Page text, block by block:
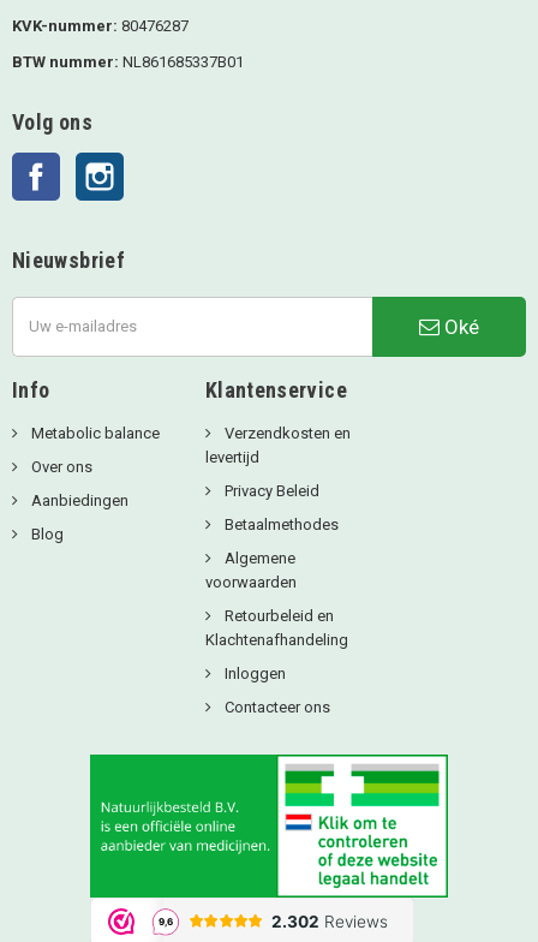
KVK-nummer: 80476287
BTW nummer: NL861685337B01
Volg ons
Facebook
Nieuwsbrief
Oké
Info
Metabolic balance
Over ons
Aanbiedingen
Blog
Klantenservice
Verzendkosten en
levertijd
Privacy Beleid
Betaalmethodes
Algemene
voorwaarden
Retourbeleid en
Klachtenafhandeling
Inloggen
Contacteer ons